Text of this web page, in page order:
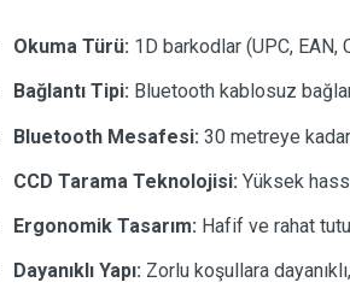
Okuma Türü: 1D barkodlar (UPC,
Bağlantı Tipi: Bluetooth kablosuz
Bluetooth Mesafesi: 30 metreye
CCD Tarama Teknolojisi: Yüksek
Ergonomik Tasarım: Hafif ve rahat
Dayanıklı Yapı: Zorlu koşullara